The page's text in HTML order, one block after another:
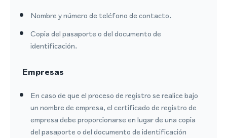
Nombre y número de teléfono de contacto.
Copia del pasaporte o del documento de
identificación.
Empresas
En caso de que el proceso de registro se realice bajo
un nombre de empresa, el certificado de registro de
empresa debe proporcionarse en lugar de una copia
del pasaporte o del documento de identificación